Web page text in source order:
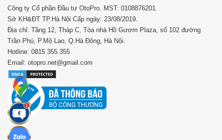
Công ty Cổ phần Đầu tư OtoPro. MST: 0108876201.
Sở KH&ĐT TP.Hà Nội Cấp ngày: 23/08/2019.
Địa chỉ: Tầng 12, Tháp C, Tòa nhà Hồ Gươm Plaza, số 102 đường
Trần Phú, P.Mộ Lao, Q.Hà Đông, Hà Nội.
Hotline: 0815 355 355
Email: otopro.net@gmail.com